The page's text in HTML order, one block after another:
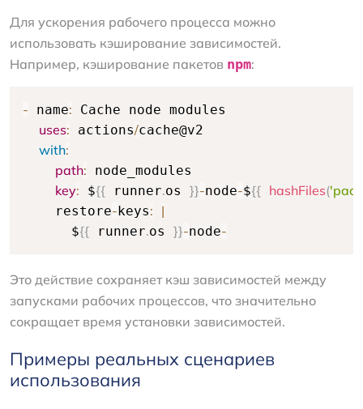
Для ускорения рабочего процесса можно
использовать кэширование зависимостей.
Например, кэширование пакетов npm:
- name: Cache node modules
uses: actions/cache@v2
with:
path: node_modules
key: ${{ runner.os }}-node-${{ hashFiles(
    restore
-keys: |
      $
{{ runner.os }}-node-
Это действие сохраняет кэш зависимостей между
запусками рабочих процессов, что значительно
сокращает время установки зависимостей.
Примеры реальных сценариев
использования